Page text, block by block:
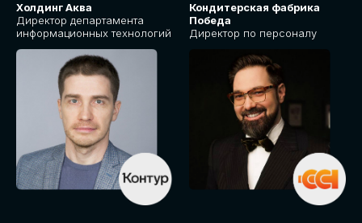
Холдинг Аква
Директор департамента
информационных технологий
Кондитерская фабрика
Победа
Директор по персоналу